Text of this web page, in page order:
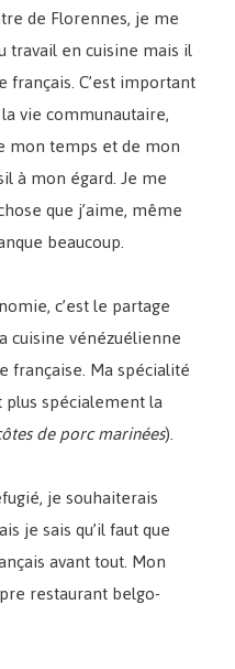
de Florennes, je me
travail en cuisine mais il
français. C’est important
vie communautaire,
mon temps et de mon
à mon égard. Je me
que j’aime, même
beaucoup.
c’est le partage
cuisine vénézuélienne
française. Ma spécialité
spécialement la
de porc marinées).
je souhaiterais
je sais qu’il faut que
avant tout. Mon
restaurant belgo-